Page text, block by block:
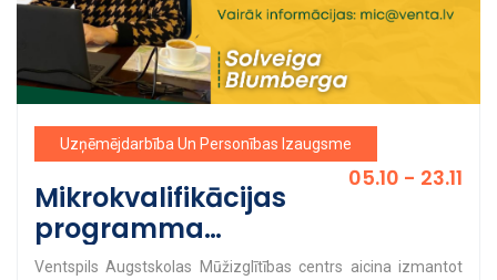
Uzņēmējdarbība Un Personības Izaugsme
05.10 - 23.11
Mikrokvalifikācijas
programma
"Komunikācija
Ventspils Augstskolas Mūžizglītības centrs aicina izmantot